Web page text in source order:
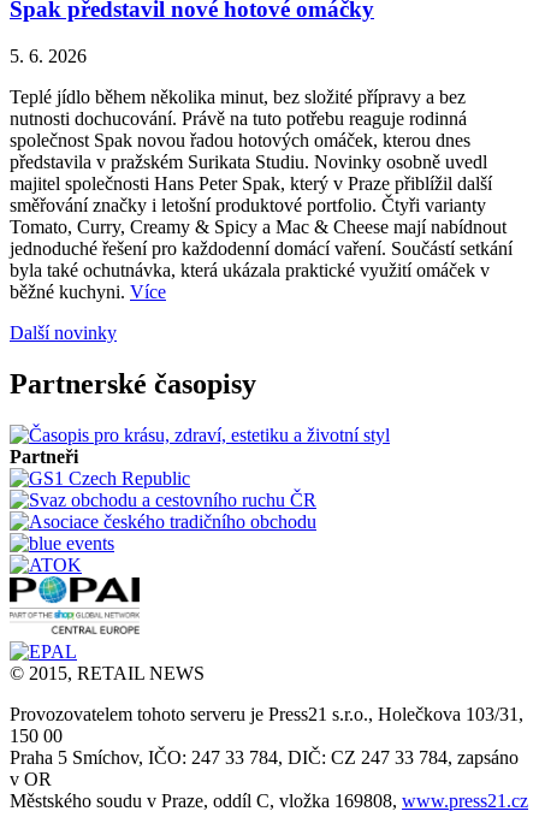
Spak představil nové hotové omáčky
5. 6. 2026
Teplé jídlo během několika minut, bez složité přípravy a bez
nutnosti dochucování. Právě na tuto potřebu reaguje rodinná
společnost Spak novou řadou hotových omáček, kterou dnes
představila v pražském Surikata Studiu. Novinky osobně uvedl
majitel společnosti Hans Peter Spak, který v Praze přiblížil další
směřování značky i letošní produktové portfolio. Čtyři varianty
Tomato, Curry, Creamy & Spicy a Mac & Cheese mají nabídnout
jednoduché řešení pro každodenní domácí vaření. Součástí setkání
byla také ochutnávka, která ukázala praktické využití omáček v
běžné kuchyni. Více
Další novinky
Partnerské časopisy
Partneři
© 2015, RETAIL NEWS
Provozovatelem tohoto serveru je Press21 s.r.o., Holečkova 103/31,
150 00
Praha 5 Smíchov, IČO: 247 33 784, DIČ: CZ 247 33 784, zapsáno
v OR
Městského soudu v Praze, oddíl C, vložka 169808, www.press21.cz